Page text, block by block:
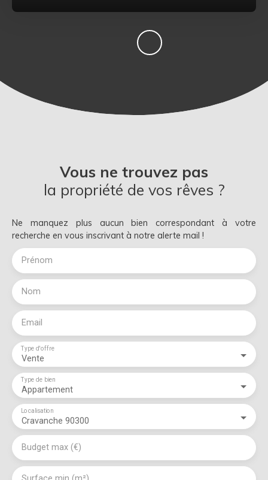
Vous ne trouvez pas
la propriété de vos rêves ?
Ne manquez plus aucun bien correspondant à votre
recherche en vous inscrivant à notre alerte mail !
Prénom
Nom
Email
Vente
Type d'offre
Appartement
Type de bien
Cravanche 90300
Localisation
Budget max (€)